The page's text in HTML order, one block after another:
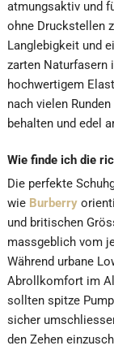
atmungsaktiv und
ohne Druckstellen
Langlebigkeit und
zarten Naturfasern
hochwertigem
nach vielen
behalten und edel
Wie finde ich die
Die perfekte
wie Burberry
und britischen
massgeblich vom
Während urbane
Abrollkomfort im
sollten spitze
sicher
den Zehen